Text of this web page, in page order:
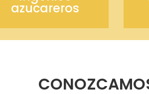
azucareros